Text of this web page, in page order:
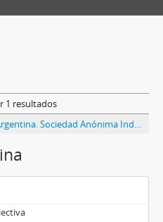
1 resultados
Fondo documental La Forestal Argentina. Sociedad Anónima Industrial, Comercial y Agropecuaria